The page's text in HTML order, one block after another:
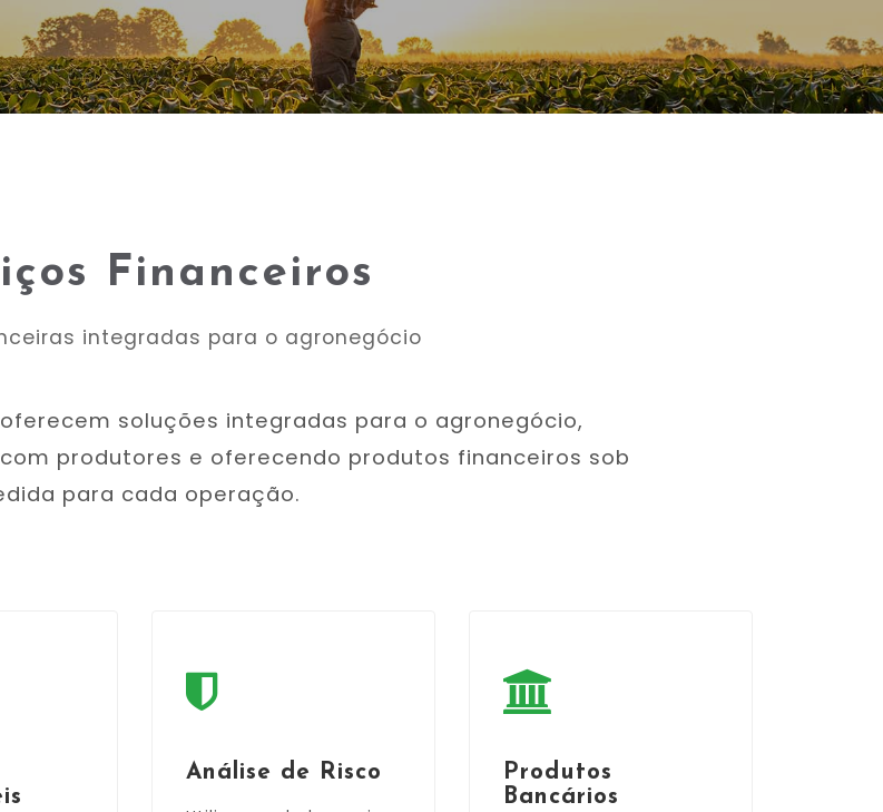
Financeiros
integradas para o agronegócio
soluções integradas para o agronegócio,
produtores e oferecendo produtos financeiros sob
para cada operação.
Análise de Risco
Produtos
Bancários